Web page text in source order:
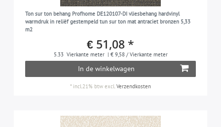
Ton sur ton behang Profhome DE120107-DI vliesbehang hardvinyl
warmdruk in reliëf gestempeld tun sur ton mat antraciet bronzen 5,33
m2
€ 51,08 *
5.33 Vierkante meter | € 9,58 / Vierkante meter
In de winkelwagen
* incl.21% btw excl.Verzendkosten